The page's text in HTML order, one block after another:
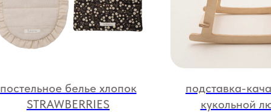
постельное белье хлопок
STRAWBERRIES
подставка-
кукольной